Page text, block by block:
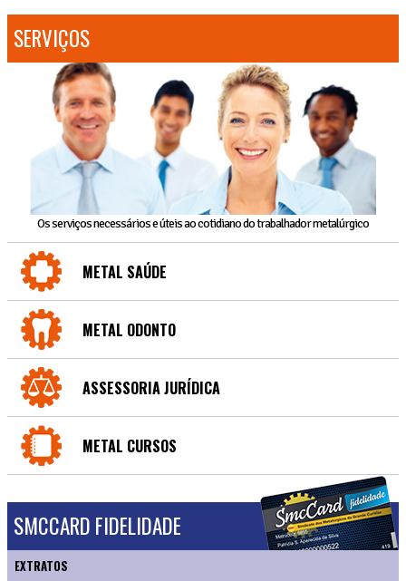
SERVIÇOS
Os serviços necessários e úteis ao cotidiano do trabalhador metalúrgico
METAL SAÚDE
METAL ODONTO
ASSESSORIA JURÍDICA
METAL CURSOS
SMCCARD FIDELIDADE
EXTRATOS